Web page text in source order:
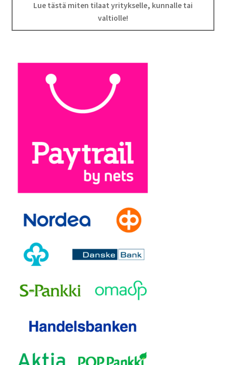
Lue tästä miten tilaat yritykselle, kunnalle tai
valtiolle!